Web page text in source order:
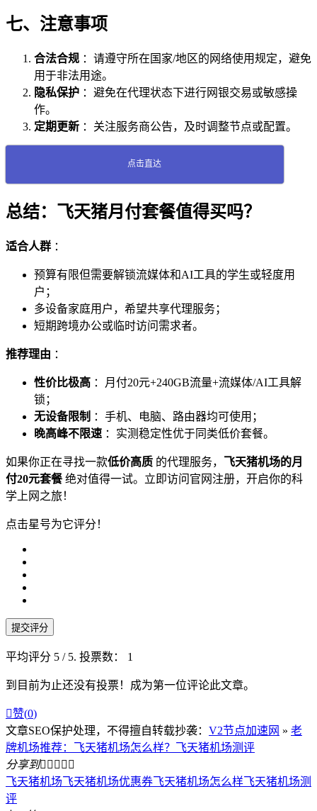
七、注意事项
合法合规 ：请遵守所在国家/地区的网络使用规定，避免
用于非法用途。
隐私保护 ：避免在代理状态下进行网银交易或敏感操
作。
定期更新 ：关注服务商公告，及时调整节点或配置。
点击直达
总结：飞天猪月付套餐值得买吗？
适合人群 ：
预算有限但需要解锁流媒体和AI工具的学生或轻度用
户；
多设备家庭用户，希望共享代理服务；
短期跨境办公或临时访问需求者。
推荐理由 ：
性价比极高 ：月付20元+240GB流量+流媒体/AI工具解
锁；
无设备限制 ：手机、电脑、路由器均可使用；
晚高峰不限速 ：实测稳定性优于同类低价套餐。
如果你正在寻找一款低价高质 的代理服务， 飞天猪机场的月
付20元套餐 绝对值得一试。立即访问官网注册，开启你的科
学上网之旅！
点击星号为它评分！
提交评分
平均评分 5 / 5. 投票数： 1
到目前为止还没有投票！成为第一位评论此文章。
赞(0)
文章SEO保护处理，不得擅自转载抄袭： V2节点加速网 » 老
牌机场推荐：飞天猪机场怎么样？飞天猪机场测评
分享到    
飞天猪机场飞天猪机场优惠券飞天猪机场怎么样飞天猪机场测
评